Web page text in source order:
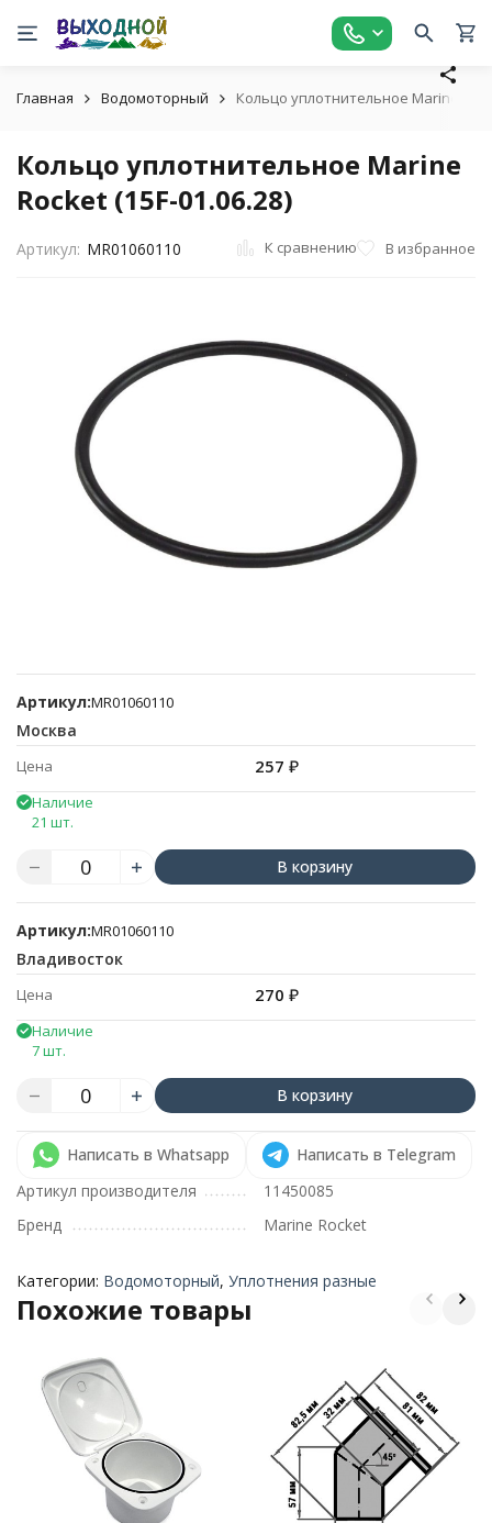
Главная Водомоторный Кольцо уплотнительное Marine
Кольцо уплотнительное Marine
Rocket (15F-01.06.28)
Артикул: MR01060110 К сравнению В избранное
Артикул:MR01060110
Москва
Цена 257 ₽
Наличие
21 шт.
В корзину
Артикул:MR01060110
Владивосток
Цена 270 ₽
Наличие
7 шт.
В корзину
Написать в Whatsapp
Написать в Telegram
Артикул производителя
11450085
Бренд
Marine Rocket
Категории: Водомоторный, Уплотнения разные
Похожие товары